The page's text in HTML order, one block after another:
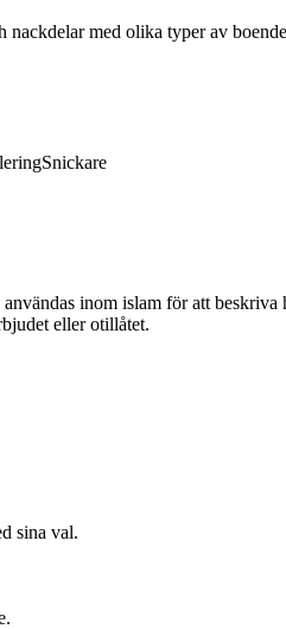
med olika typer av
Snickare
inom islam för att
eller otillåtet.
sina val.